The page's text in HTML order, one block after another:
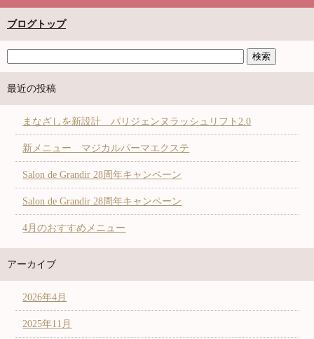
ブログトップ
最近の投稿
まなざしを新設計 パリジェンヌラッシュリフト2.0
新メニュー マジカルパーマエクステ
Salon de Grandir 28周年キャンペーン
Salon de Grandir 28周年キャンペーン
4月のおすすめメニュー
アーカイブ
2026年4月
2025年11月